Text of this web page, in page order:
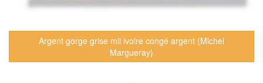
Argent gorge grise mli ivoire congé argent (Michel
Margueray)